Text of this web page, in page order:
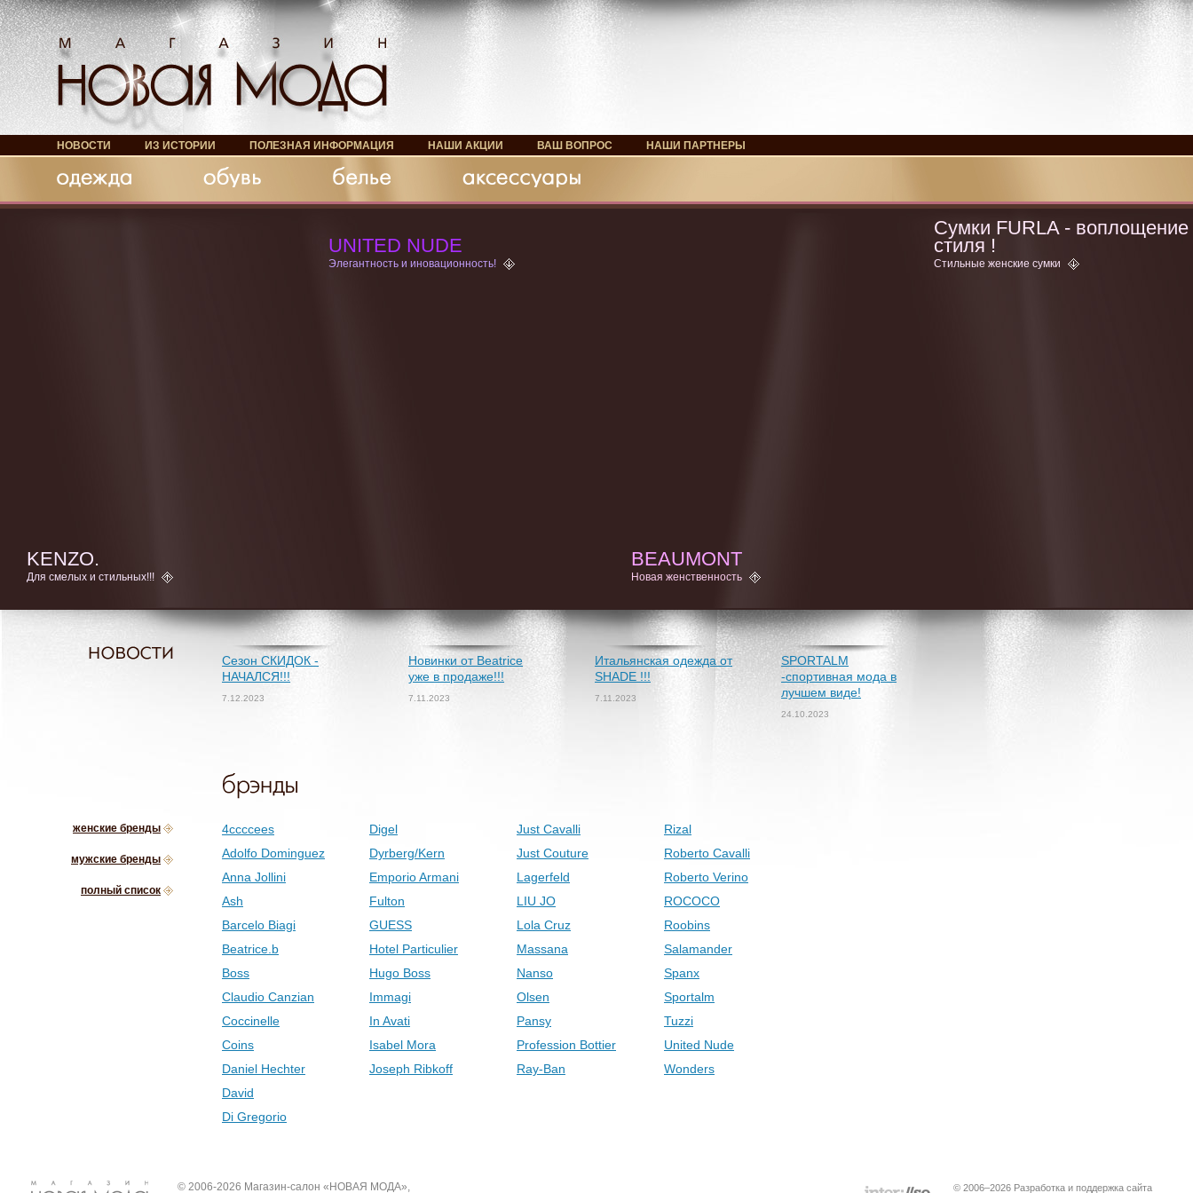
НОВОСТИ ИЗ ИСТОРИИ ПОЛЕЗНАЯ ИНФОРМАЦИЯ НАШИ АКЦИИ ВАШ ВОПРОС НАШИ ПАРТНЕРЫ
Аксессуары
KENZO.
Для смелых и стильных!!!
UNITED NUDE
Элегантность и иновационность!
BEAUMONT
Новая женственность
Сумки FURLA - воплощение
стиля !
Стильные женские сумки
Сезон СКИДОК -
НАЧАЛСЯ!!!
7.12.2023
Новинки от Beatrice
уже в продаже!!!
7.11.2023
Итальянская одежда от
SHADE !!!
7.11.2023
SPORTALM
-спортивная мода в
лучшем виде!
24.10.2023
женские бренды
мужские бренды
полный список
4ccccees
Adolfo Dominguez
Anna Jollini
Ash
Barcelo Biagi
Beatrice.b
Boss
Claudio Canzian
Coccinelle
Coins
Daniel Hechter
David
Di Gregorio
Digel
Dyrberg/Kern
Emporio Armani
Fulton
GUESS
Hotel Particulier
Hugo Boss
Immagi
In Avati
Isabel Mora
Joseph Ribkoff
Just Cavalli
Just Couture
Lagerfeld
LIU JO
Lola Cruz
Massana
Nanso
Olsen
Pansy
Profession Bottier
Ray-Ban
Rizal
Roberto Cavalli
Roberto Verino
ROCOCO
Roobins
Salamander
Spanx
Sportalm
Tuzzi
United Nude
Wonders
© 2006-2026 Магазин-салон «НОВАЯ МОДА», © 2006–2026 Разработка и поддержка сайта